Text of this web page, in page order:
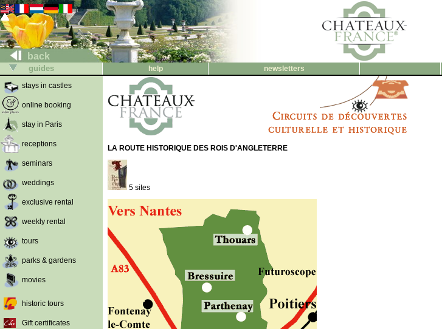
back
guides help newsletters
stays in castles
online booking
stay in Paris
receptions
seminars
weddings
exclusive rental
weekly rental
tours
parks & gardens
movies
historic tours
Gift certificates
LA ROUTE HISTORIQUE DES ROIS D'ANGLETERRE
5 sites